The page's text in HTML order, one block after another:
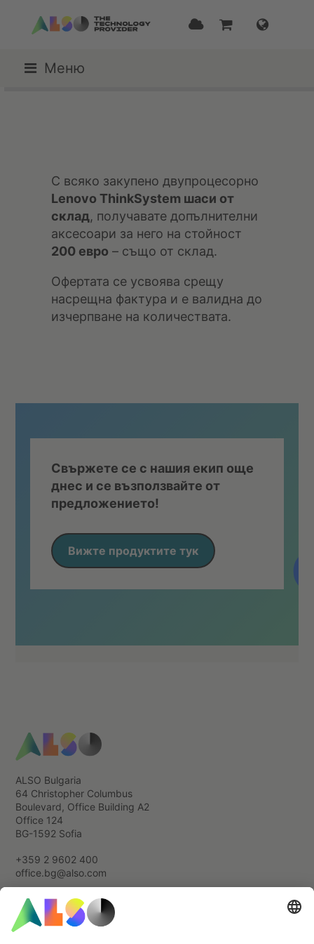
Меню
С всяко закупено двупроцесорно
Lenovo ThinkSystem шаси от
склад, получавате допълнителни
аксесоари за него на стойност
200 евро – също от склад.
Офертата се усвоява срещу
насрещна фактура и е валидна до
изчерпване на количествата.
Свържете се с нашия екип още
днес и се възползвайте от
предложението!
Вижте продуктите тук
ALSO Bulgaria
64 Christopher Columbus
Boulevard, Office Building А2
Office 124
BG-1592 Sofia
+359 2 9602 400
office.bg@also.com
Бисквитки и трети страни
Декларация за поверителност на данните